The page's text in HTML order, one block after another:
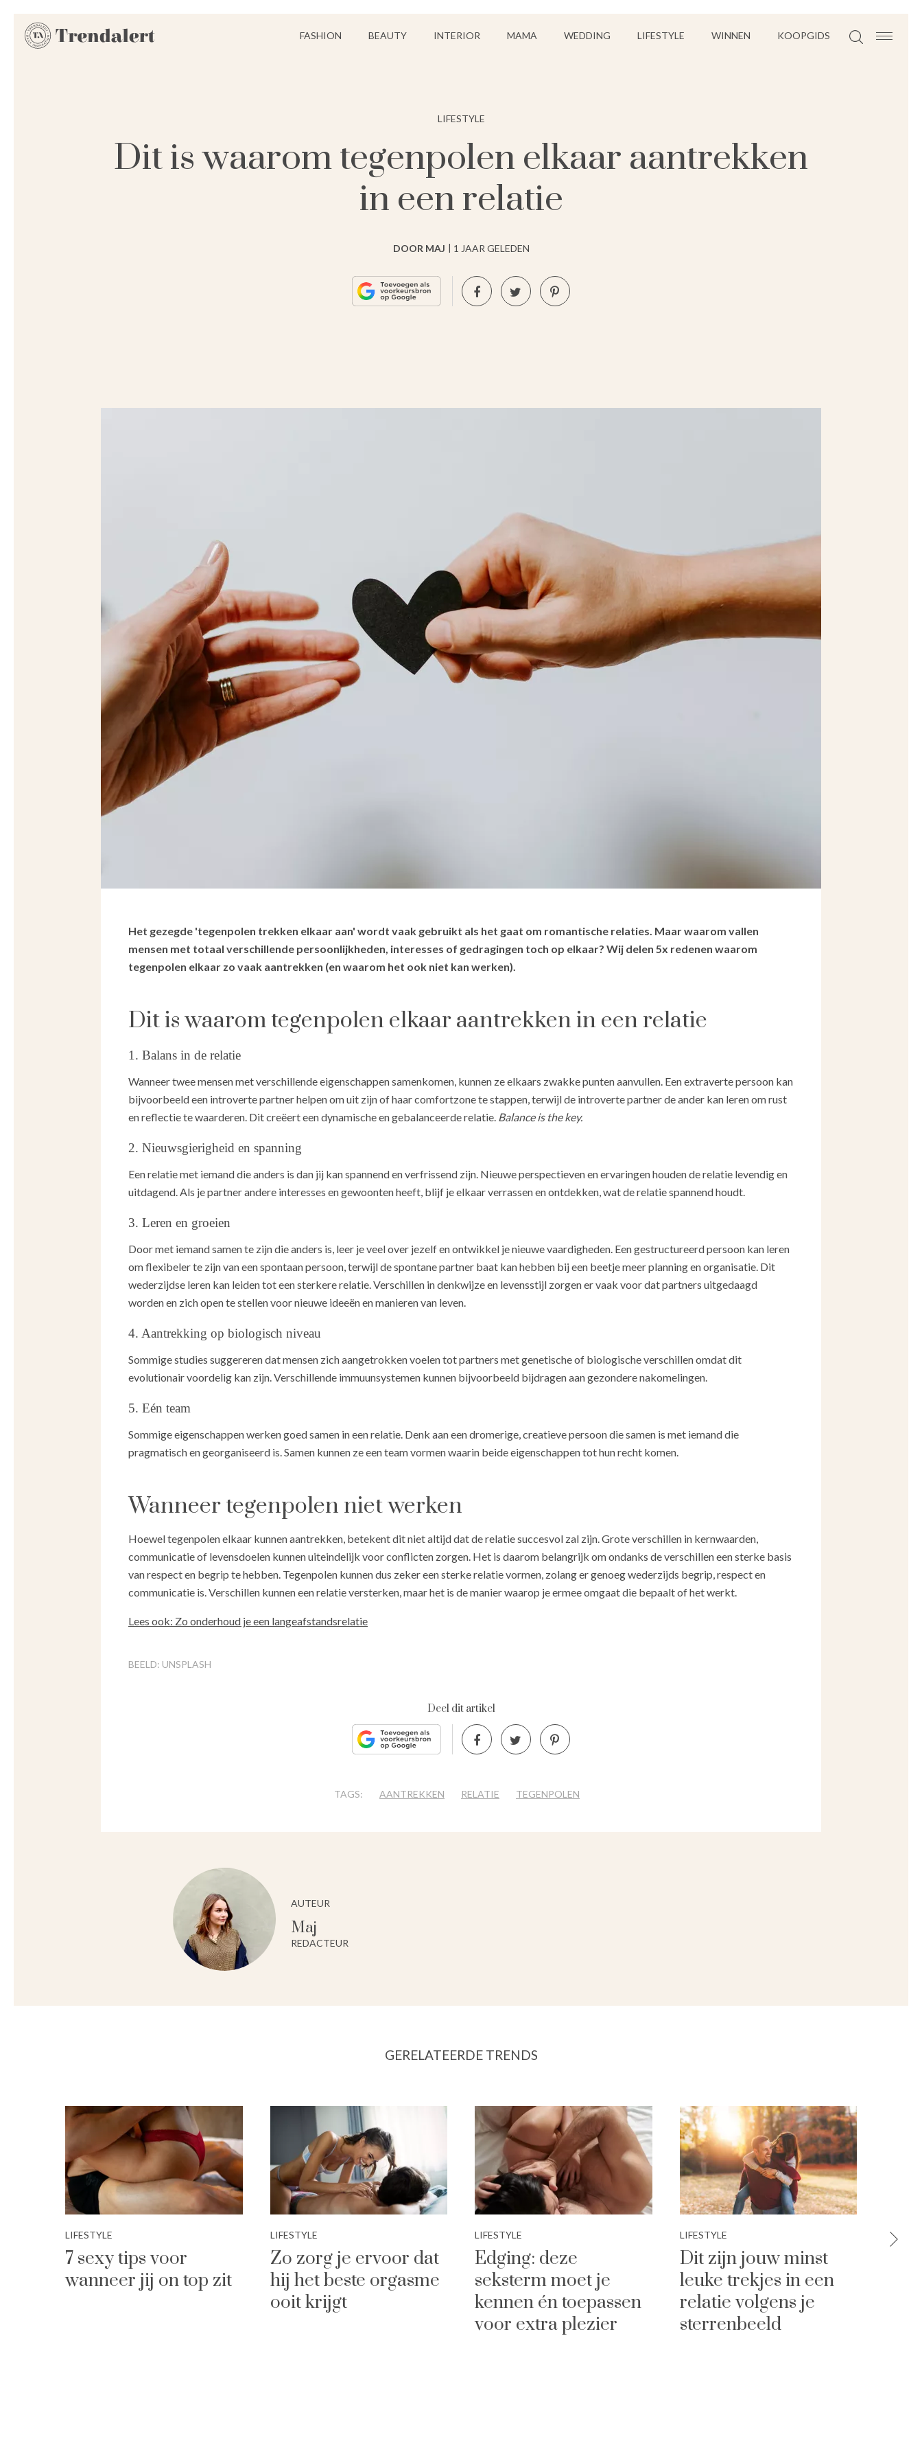
FASHION BEAUTY INTERIOR MAMA WEDDING LIFESTYLE WINNEN KOOPGIDS
LIFESTYLE
Dit is waarom tegenpolen elkaar aantrekken
in een relatie
DOOR MAJ 1 JAAR GELEDEN
Het gezegde 'tegenpolen trekken elkaar aan' wordt vaak gebruikt als het gaat om romantische relaties. Maar waarom vallen
mensen met totaal verschillende persoonlijkheden, interesses of gedragingen toch op elkaar? Wij delen 5x redenen waarom
tegenpolen elkaar zo vaak aantrekken (en waarom het ook niet kan werken).
Dit is waarom tegenpolen elkaar aantrekken in een relatie
1. Balans in de relatie
Wanneer twee mensen met verschillende eigenschappen samenkomen, kunnen ze elkaars zwakke punten aanvullen. Een extraverte persoon kan
bijvoorbeeld een introverte partner helpen om uit zijn of haar comfortzone te stappen, terwijl de introverte partner de ander kan leren om rust
en reflectie te waarderen. Dit creëert een dynamische en gebalanceerde relatie. Balance is the key.
2. Nieuwsgierigheid en spanning
Een relatie met iemand die anders is dan jij kan spannend en verfrissend zijn. Nieuwe perspectieven en ervaringen houden de relatie levendig en
uitdagend. Als je partner andere interesses en gewoonten heeft, blijf je elkaar verrassen en ontdekken, wat de relatie spannend houdt.
3. Leren en groeien
Door met iemand samen te zijn die anders is, leer je veel over jezelf en ontwikkel je nieuwe vaardigheden. Een gestructureerd persoon kan leren
om flexibeler te zijn van een spontaan persoon, terwijl de spontane partner baat kan hebben bij een beetje meer planning en organisatie. Dit
wederzijdse leren kan leiden tot een sterkere relatie. Verschillen in denkwijze en levensstijl zorgen er vaak voor dat partners uitgedaagd
worden en zich open te stellen voor nieuwe ideeën en manieren van leven.
4. Aantrekking op biologisch niveau
Sommige studies suggereren dat mensen zich aangetrokken voelen tot partners met genetische of biologische verschillen omdat dit
evolutionair voordelig kan zijn. Verschillende immuunsystemen kunnen bijvoorbeeld bijdragen aan gezondere nakomelingen.
5. Eén team
Sommige eigenschappen werken goed samen in een relatie. Denk aan een dromerige, creatieve persoon die samen is met iemand die
pragmatisch en georganiseerd is. Samen kunnen ze een team vormen waarin beide eigenschappen tot hun recht komen.
Wanneer tegenpolen niet werken
Hoewel tegenpolen elkaar kunnen aantrekken, betekent dit niet altijd dat de relatie succesvol zal zijn. Grote verschillen in kernwaarden,
communicatie of levensdoelen kunnen uiteindelijk voor conflicten zorgen. Het is daarom belangrijk om ondanks de verschillen een sterke basis
van respect en begrip te hebben. Tegenpolen kunnen dus zeker een sterke relatie vormen, zolang er genoeg wederzijds begrip, respect en
communicatie is. Verschillen kunnen een relatie versterken, maar het is de manier waarop je ermee omgaat die bepaalt of het werkt.
Lees ook: Zo onderhoud je een langeafstandsrelatie
BEELD: UNSPLASH
Deel dit artikel
TAGS: AANTREKKEN RELATIE TEGENPOLEN
AUTEUR
Maj
REDACTEUR
GERELATEERDE TRENDS
LIFESTYLE
7 sexy tips voor
wanneer jij on top zit
LIFESTYLE
Zo zorg je ervoor dat
hij het beste orgasme
ooit krijgt
LIFESTYLE
Edging: deze
seksterm moet je
kennen én toepassen
voor extra plezier
LIFESTYLE
Dit zijn jouw minst
leuke trekjes in een
relatie volgens je
sterrenbeeld